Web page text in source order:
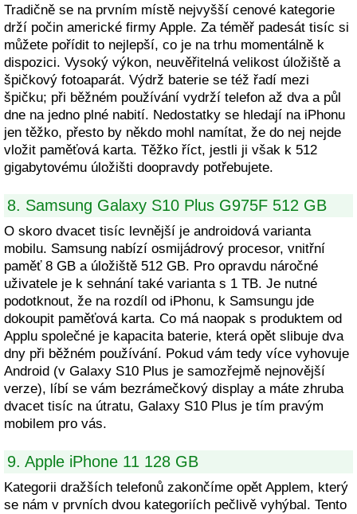
Tradičně se na prvním místě nejvyšší cenové kategorie
drží počin americké firmy Apple. Za téměř padesát tisíc si
můžete pořídit to nejlepší, co je na trhu momentálně k
dispozici. Vysoký výkon, neuvěřitelná velikost úložiště a
špičkový fotoaparát. Výdrž baterie se též řadí mezi
špičku; při běžném používání vydrží telefon až dva a půl
dne na jedno plné nabití. Nedostatky se hledají na iPhonu
jen těžko, přesto by někdo mohl namítat, že do nej nejde
vložit paměťová karta. Těžko říct, jestli ji však k 512
gigabytovému úložišti doopravdy potřebujete.
8. Samsung Galaxy S10 Plus G975F 512 GB
O skoro dvacet tisíc levnější je androidová varianta
mobilu. Samsung nabízí osmijádrový procesor, vnitřní
paměť 8 GB a úložiště 512 GB. Pro opravdu náročné
uživatele je k sehnání také varianta s 1 TB. Je nutné
podotknout, že na rozdíl od iPhonu, k Samsungu jde
dokoupit paměťová karta. Co má naopak s produktem od
Applu společné je kapacita baterie, která opět slibuje dva
dny při běžném používání. Pokud vám tedy více vyhovuje
Android (v Galaxy S10 Plus je samozřejmě nejnovější
verze), líbí se vám bezrámečkový display a máte zhruba
dvacet tisíc na útratu, Galaxy S10 Plus je tím pravým
mobilem pro vás.
9. Apple iPhone 11 128 GB
Kategorii dražších telefonů zakončíme opět Applem, který
se nám v prvních dvou kategoriích pečlivě vyhýbal. Tento